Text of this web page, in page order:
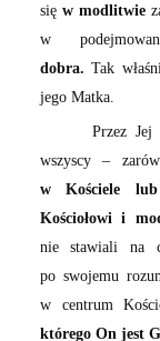
się w modlitwie
w
dobra.Tak
jego Matka.
Przez Jej
wszyscy –
w Kościele lub
Kościołowi i
nie stawiali na
po swojemu
w centrum
którego On jest